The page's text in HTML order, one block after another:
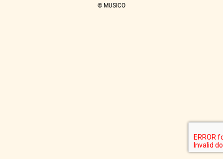
© MUSICO